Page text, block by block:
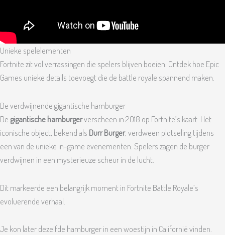
Unieke spelelementen
Fortnite zit vol verrassingen die spelers blijven boeien. Ontdek hoe Epic
Games unieke details toevoegt die de battle royale spannend maken.
De verdwijnende gigantische hamburger
De gigantische hamburgerverscheen in 2018 op Fortnite’s kaart. Het
iconische object, bekend als Durr Burger, verdween plotseling tijdens
een van de unieke in-game evenementen. Spelers zagen de burger
verdwijnen in een mysterieuze scheur in de lucht.
Dit markeerde een belangrijk moment in Fortnite Battle Royale’s
evoluerende verhaal.
Je kon later dezelfde hamburger in een woestijn in Californië vinden.